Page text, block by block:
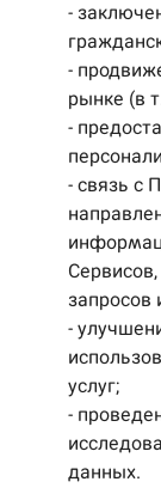
-
-
рынке (в
-
- связь с
запросов
-
услуг;
-
данных.